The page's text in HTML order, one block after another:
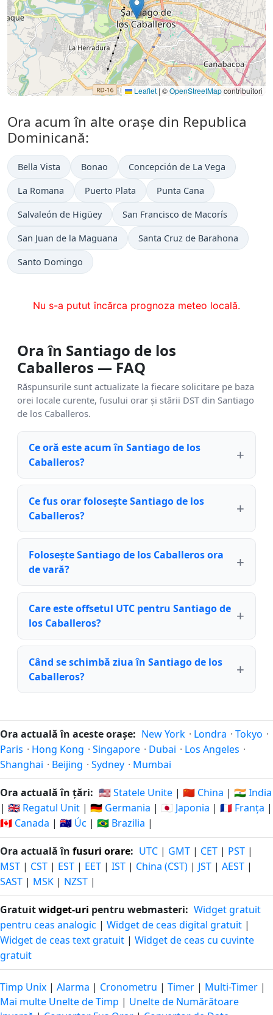
Leaflet | ©OpenStreetMapcontribuitori
Ora acum în alte orașe din Republica
Dominicană:
Bella Vista Bonao Concepción de La Vega
La Romana Puerto Plata Punta Cana
Salvaleón de Higüey San Francisco de Macorís
San Juan de la Maguana Santa Cruz de Barahona
Santo Domingo
Nu s-a putut încărca prognoza meteo locală.
Ora în Santiago de los
Caballeros — FAQ
Răspunsurile sunt actualizate la fiecare solicitare pe baza
orei locale curente, fusului orar și stării DST din Santiago
de los Caballeros.
Ce oră este acum în Santiago de los
Caballeros?
Ce fus orar folosește Santiago de los
Caballeros?
Folosește Santiago de los Caballeros ora
de vară?
Care este offsetul UTC pentru Santiago de
los Caballeros?
Când se schimbă ziua în Santiago de los
Caballeros?
Ora actuală în aceste orașe: New York · Londra · Tokyo ·
Paris · Hong Kong · Singapore · Dubai · Los Angeles ·
Shanghai · Beijing · Sydney · Mumbai
Ora actuală în țări: 🇺🇸 Statele Unite | 🇨🇳 China | 🇮🇳 India
| 🇬🇧 Regatul Unit | 🇩🇪 Germania | 🇯🇵 Japonia | 🇫🇷 Franța |
🇨🇦 Canada | 🇦🇺 Úc | 🇧🇷 Brazilia |
Ora actuală în fusuri orare: UTC | GMT | CET | PST |
MST | CST | EST | EET | IST | China (CST) | JST | AEST |
SAST | MSK | NZST |
Gratuitwidget-uri pentru webmasteri: Widget gratuit
pentru ceas analogic | Widget de ceas digital gratuit |
Widget de ceas text gratuit | Widget de ceas cu cuvinte
gratuit
Timp Unix | Alarma | Cronometru | Timer | Multi-Timer |
Mai multe Unelte de Timp | Unelte de Numărătoare